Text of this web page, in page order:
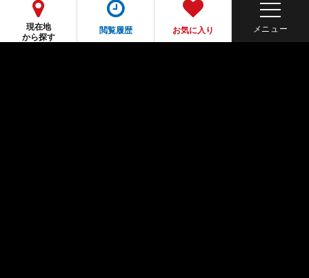
現在地
から探す
閲覧履歴 お気に入り